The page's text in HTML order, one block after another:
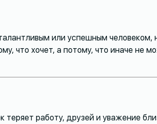
или успешным человеком,
что хочет, а потому, что иначе не
работу, друзей и уважение